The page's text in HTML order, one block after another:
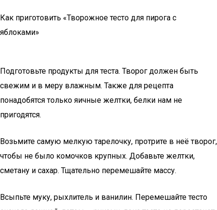
Как приготовить «Творожное тесто для пирога с
яблоками»
Подготовьте продукты для теста. Творог должен быть
свежим и в меру влажным. Также для рецепта
понадобятся только яичные желтки, белки нам не
пригодятся.
Возьмите самую мелкую тарелочку, протрите в неё творог,
чтобы не было комочков крупных. Добавьте желтки,
сметану и сахар. Тщательно перемешайте массу.
Всыпьте муку, рыхлитель и ванилин. Перемешайте тесто